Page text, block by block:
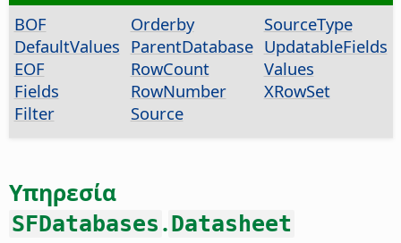
BOF
DefaultValues
EOF
Fields
Filter
Orderby
ParentDatabase
RowCount
RowNumber
Source
SourceType
UpdatableFields
Values
XRowSet
Υπηρεσία
SFDatabases .Datasheet